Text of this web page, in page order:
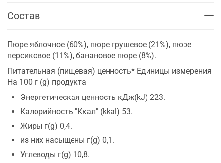
Состав
Пюре яблочное (60%), пюре грушевое (21%), пюре
персиковое (11%), банановое пюре (8%).
Питательная (пищевая) ценность* Единицы измерения
На 100 г (g) продукта
Энергетическая ценность кДж(kJ) 223.
Калорийность "Ккал" (kkal) 53.
Жиры г(g) 0,4.
из них насыщены г(g) 0,1.
Углеводы г(g) 10,8.